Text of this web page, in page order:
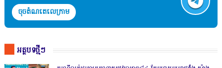
ចុចតំណតេលេក្រាម
អត្ថបទថ្មីៗ